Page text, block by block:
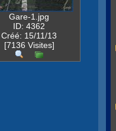
Gare-1.jpg
ID: 4362
Créé: 15/11/13
[7136 Visites]